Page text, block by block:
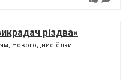
різдва»
Новогодние ёлки